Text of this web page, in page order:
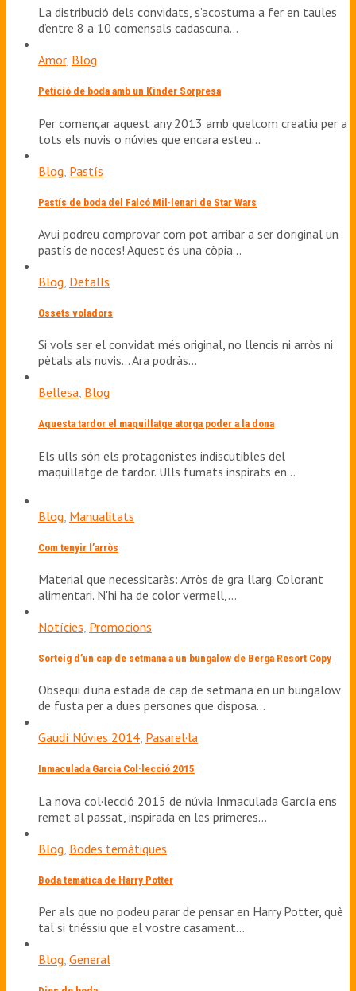
La distribució dels convidats, s’acostuma a fer en taules
d’entre 8 a 10 comensals cadascuna…
Amor, Blog
Petició de boda amb un Kinder Sorpresa
Per començar aquest any 2013 amb quelcom creatiu per a
tots els nuvis o núvies que encara esteu…
Blog Pastís
Pastís de boda del Falcó Mil·lenari de Star Wars
Avui podreu comprovar com pot arribar a ser d'original un
pastís de noces! Aquest és una còpia…
Blog Detalls
Ossets voladors
Si vols ser el convidat més original, no llencis ni arròs ni
pètals als nuvis... Ara podràs…
Bellesa, Blog
Aquesta tardor el maquillatge atorga poder a la dona
Els ulls són els protagonistes indiscutibles del
maquillatge de tardor. Ulls fumats inspirats en…
Blog Manualitats
Com tenyir l’arròs
Material que necessitaràs: Arròs de gra llarg. Colorant
alimentari. N'hi ha de color vermell,…
Notícies Promocions
Sorteig d’un cap de setmana a un bungalow de Berga Resort Copy
Obsequi d’una estada de cap de setmana en un bungalow
de fusta per a dues persones que disposa…
Gaudí Núvies 2014, Pasarel·la
Inmaculada Garcia Col·lecció 2015
La nova col·lecció 2015 de núvia Inmaculada García ens
remet al passat, inspirada en les primeres…
Blog Bodes temàtiques
Boda temàtica de Harry Potter
Per als que no podeu parar de pensar en Harry Potter, què
tal si triéssiu que el vostre casament…
Blog General